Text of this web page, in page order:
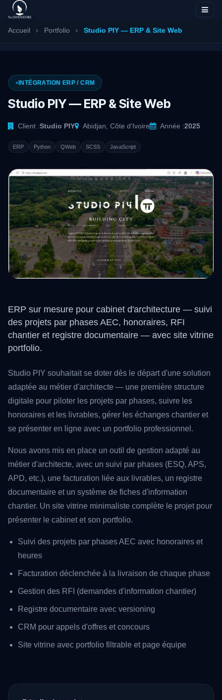
Se rendre au contenu
Accueil Portfolio Studio PIY — ERP & Site Web
INTÉGRATION ERP / CRM
Studio PIY — ERP & Site Web
Client :Studio PIY Abidjan, Côte d'Ivoire Année :2025
ERP Python QWeb SCSS JavaScript
ERP sur mesure pour cabinet d'architecture — suivi
des projets par phases AEC, honoraires, RFI
chantier et registre documentaire — avec site vitrine
portfolio.
Studio PIY souhaitait se doter dès le départ d'une solution
adaptée au métier d'architecte — une première structure
digitale pour piloter les projets par phases, suivre les
honoraires et les livrables, gérer les échanges chantier et
se présenter en ligne avec un portfolio professionnel.
Nous avons mis en place un outil de gestion adapté au
métier d'architecte, avec un suivi par phases (ESQ, APS,
APD, etc.), une facturation liée aux livrables, un registre
documentaire et un système de fiches d'information
chantier. Un site vitrine minimaliste complète le projet pour
présenter le cabinet et son portfolio.
Suivi des projets par phases AEC avec honoraires et
heures
Facturation déclenchée à la livraison de chaque phase
Gestion des RFI (demandes d'information chantier)
Registre documentaire avec versioning
CRM pour appels d'offres et concours
Site vitrine avec portfolio filtrable et page équipe